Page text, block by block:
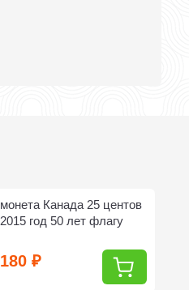
монета Канада 25 центов
2015 год 50 лет флагу
180₽